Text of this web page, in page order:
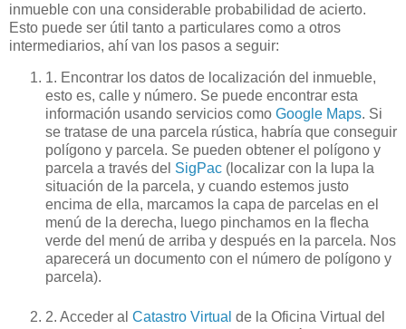
inmueble con una considerable probabilidad de acierto.
Esto puede ser útil tanto a particulares como a otros
intermediarios, ahí van los pasos a seguir:
1. Encontrar los datos de localización del inmueble,
esto es, calle y número. Se puede encontrar esta
información usando servicios como Google Maps. Si
se tratase de una parcela rústica, habría que conseguir
polígono y parcela. Se pueden obtener el polígono y
parcela a través del SigPac (localizar con la lupa la
situación de la parcela, y cuando estemos justo
encima de ella, marcamos la capa de parcelas en el
menú de la derecha, luego pinchamos en la flecha
verde del menú de arriba y después en la parcela. Nos
aparecerá un documento con el número de polígono y
parcela).
2. Acceder al Catastro Virtual de la Oficina Virtual del